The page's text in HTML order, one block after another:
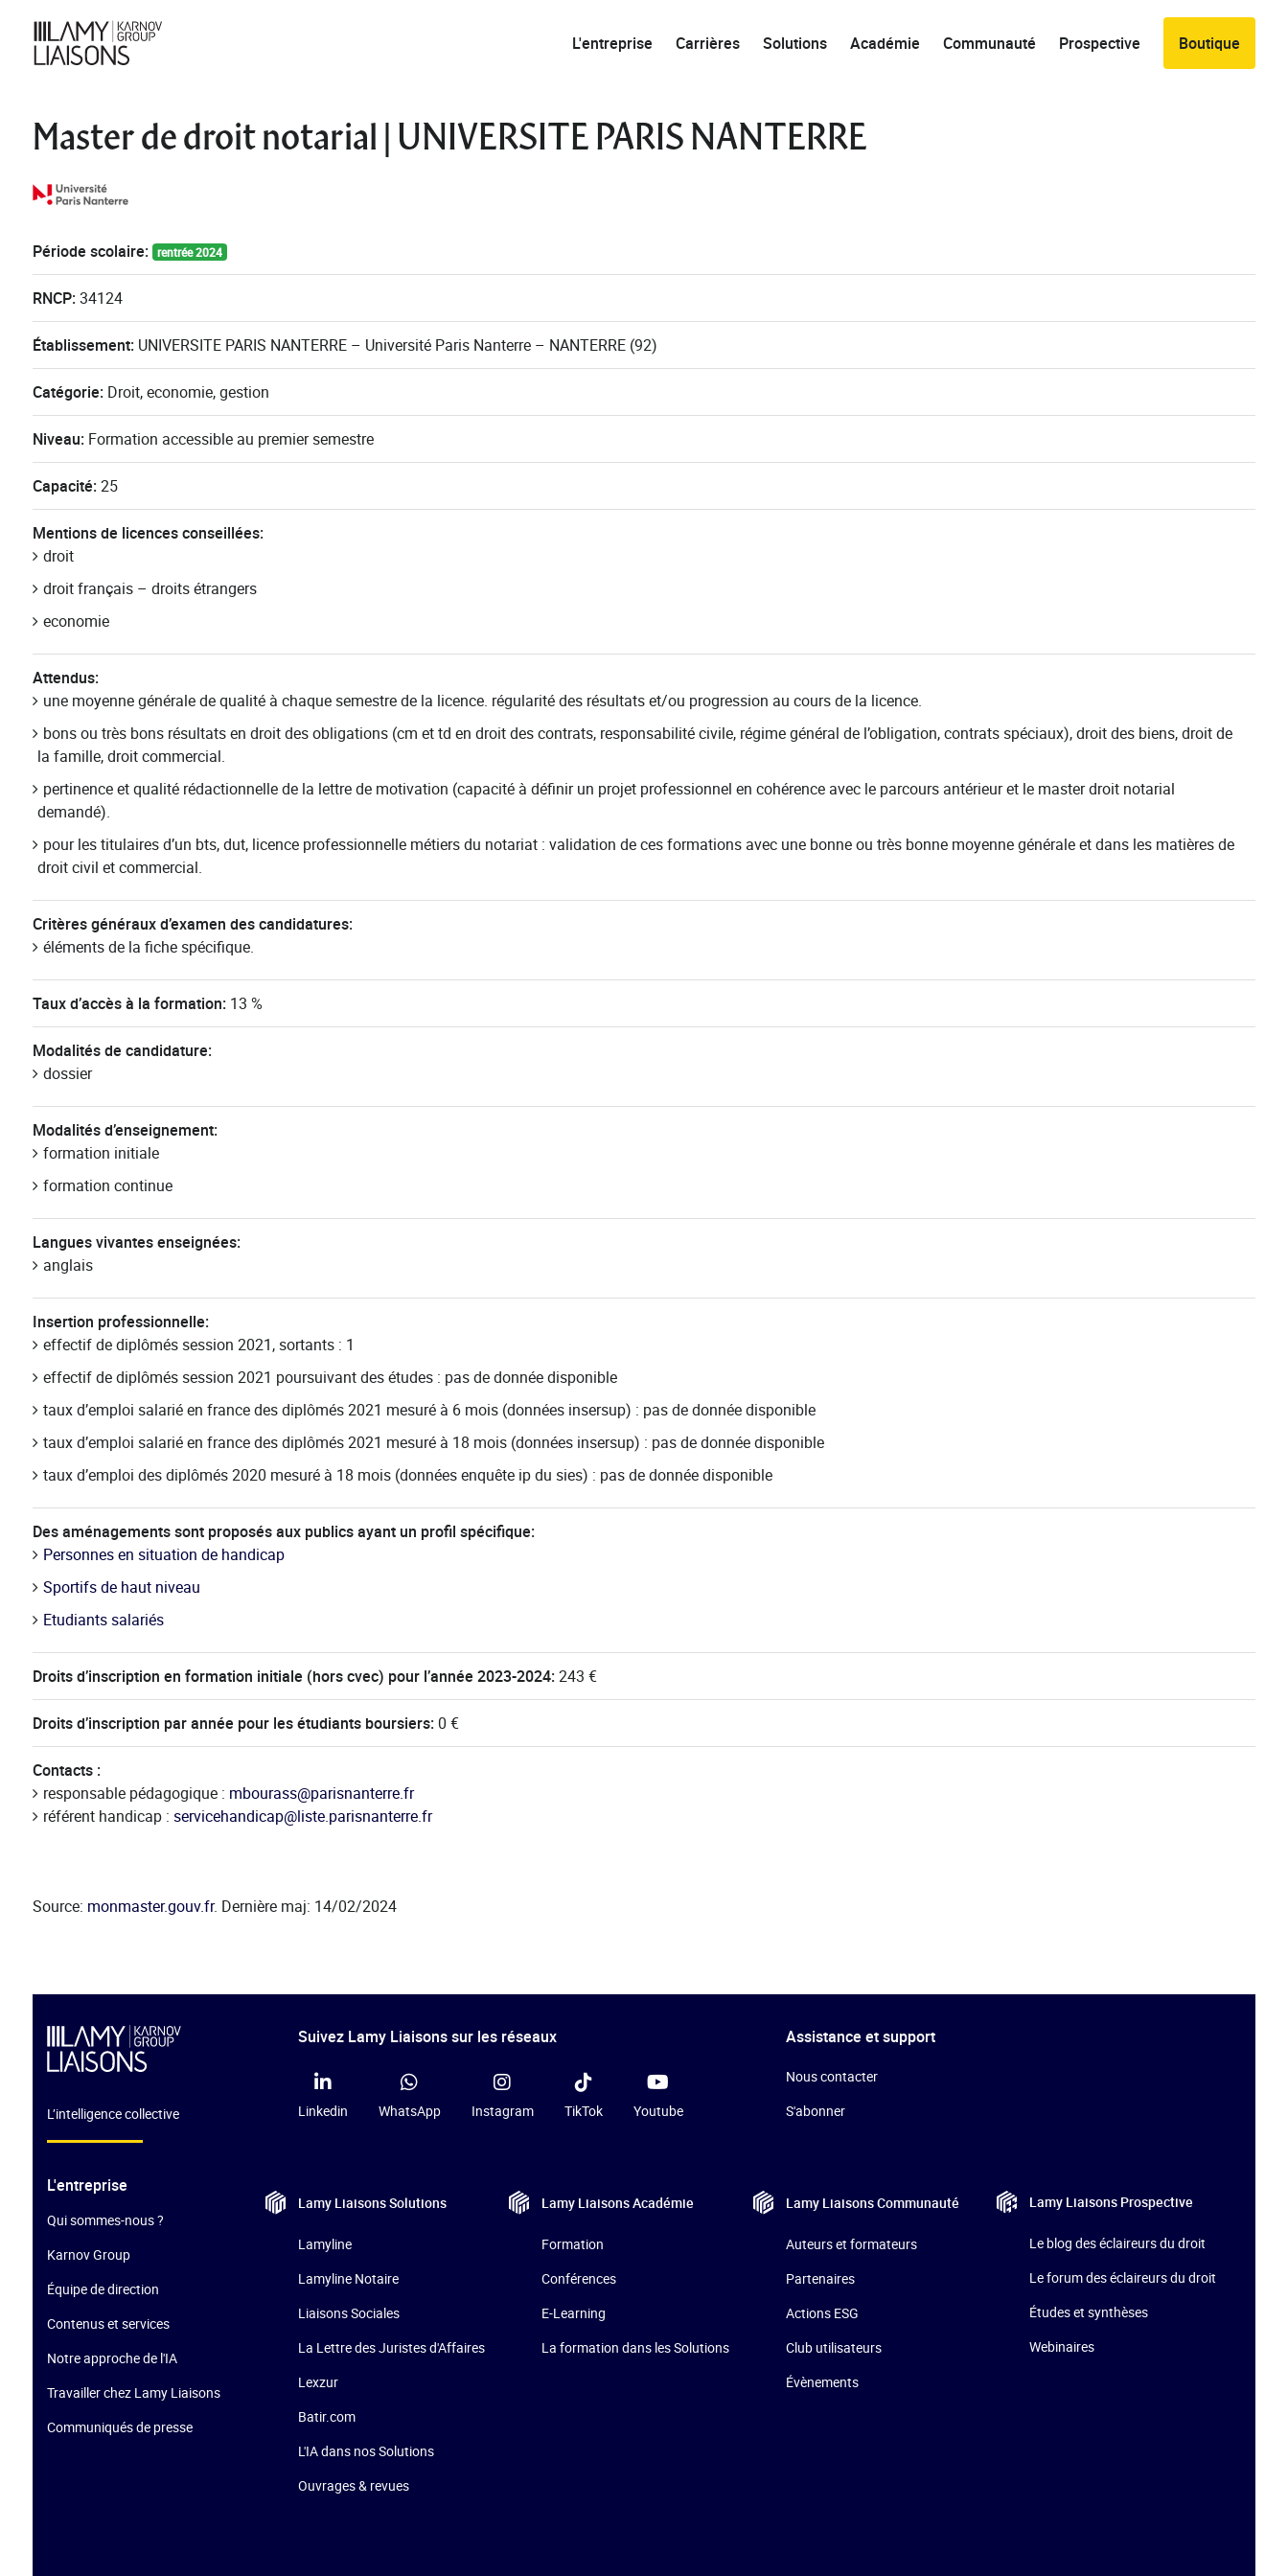
L'entreprise Carrières Solutions Académie Communauté Prospective Boutique
Master de droit notarial | UNIVERSITE PARIS NANTERRE
Période scolaire: rentrée 2024
RNCP: 34124
Établissement: UNIVERSITE PARIS NANTERRE – Université Paris Nanterre – NANTERRE (92)
Catégorie: Droit, economie, gestion
Niveau: Formation accessible au premier semestre
Capacité: 25
Mentions de licences conseillées:
droit
droit français – droits étrangers
economie
Attendus:
une moyenne générale de qualité à chaque semestre de la licence. régularité des résultats et/ou progression au cours de la licence.
bons ou très bons résultats en droit des obligations (cm et td en droit des contrats, responsabilité civile, régime général de l’obligation, contrats spéciaux), droit des biens, droit de
la famille, droit commercial.
pertinence et qualité rédactionnelle de la lettre de motivation (capacité à définir un projet professionnel en cohérence avec le parcours antérieur et le master droit notarial
demandé).
pour les titulaires d’un bts, dut, licence professionnelle métiers du notariat : validation de ces formations avec une bonne ou très bonne moyenne générale et dans les matières de
droit civil et commercial.
Critères généraux d’examen des candidatures:
éléments de la fiche spécifique.
Taux d’accès à la formation: 13 %
Modalités de candidature:
dossier
Modalités d’enseignement:
formation initiale
formation continue
Langues vivantes enseignées:
anglais
Insertion professionnelle:
effectif de diplômés session 2021, sortants : 1
effectif de diplômés session 2021 poursuivant des études : pas de donnée disponible
taux d’emploi salarié en france des diplômés 2021 mesuré à 6 mois (données insersup) : pas de donnée disponible
taux d’emploi salarié en france des diplômés 2021 mesuré à 18 mois (données insersup) : pas de donnée disponible
taux d’emploi des diplômés 2020 mesuré à 18 mois (données enquête ip du sies) : pas de donnée disponible
Des aménagements sont proposés aux publics ayant un profil spécifique:
Personnes en situation de handicap
Sportifs de haut niveau
Etudiants salariés
Droits d’inscription en formation initiale (hors cvec) pour l’année 2023-2024: 243 €
Droits d’inscription par année pour les étudiants boursiers: 0 €
Contacts :
responsable pédagogique : mbourass@parisnanterre.fr
référent handicap : servicehandicap@liste.parisnanterre.fr
Source: monmaster.gouv.fr. Dernière maj: 14/02/2024
L’intelligence collective
L'entreprise
Qui sommes-nous ?
Karnov Group
Équipe de direction
Contenus et services
Notre approche de l'IA
Travailler chez Lamy Liaisons
Communiqués de presse
Suivez Lamy Liaisons sur les réseaux
Linkedin WhatsApp Instagram TikTok Youtube
Assistance et support
Nous contacter
S'abonner
Lamy LiaisonsSolutions
Lamyline
Lamyline Notaire
Liaisons Sociales
La Lettre des Juristes d'Affaires
Lexzur
Batir.com
L'IA dans nos Solutions
Ouvrages & revues
Lamy LiaisonsAcadémie
Formation
Conférences
E-Learning
La formation dans les Solutions
Lamy LiaisonsCommunauté
Auteurs et formateurs
Partenaires
Actions ESG
Club utilisateurs
Évènements
Lamy Liaisons Prospective
Le blog des éclaireurs du droit
Le forum des éclaireurs du droit
Études et synthèses
Webinaires